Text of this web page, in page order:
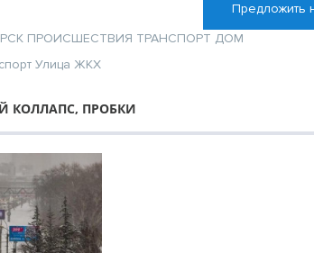
Предложить
ПРОИСШЕСТВИЯ ТРАНСПОРТ ДОМ
Улица ЖКХ
КОЛЛАПС, ПРОБКИ